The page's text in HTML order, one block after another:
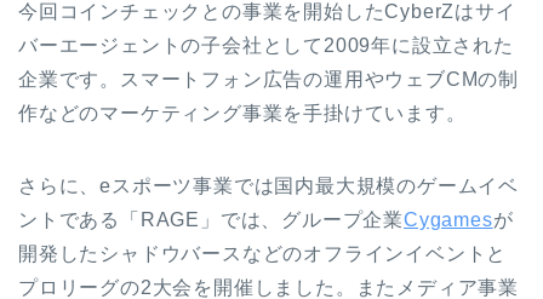
今回コインチェックとの事業を開始したCyberZはサイ
バーエージェントの子会社として2009年に設立された
企業です。スマートフォン広告の運用やウェブCMの制
作などのマーケティング事業を手掛けています。
さらに、eスポーツ事業では国内最大規模のゲームイベ
ントである「RAGE」では、グループ企業Cygamesが
開発したシャドウバースなどのオフラインイベントと
プロリーグの2大会を開催しました。またメディア事業